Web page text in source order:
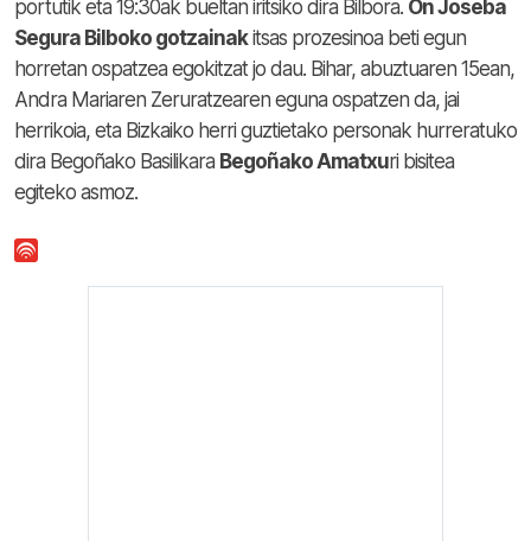
portutik eta 19:30ak bueltan iritsiko dira Bilbora. On Joseba
Segura Bilboko gotzainakitsas prozesinoa beti egun
horretan ospatzea egokitzat jo dau. Bihar, abuztuaren 15ean,
Andra Mariaren Zeruratzearen eguna ospatzen da, jai
herrikoia, eta Bizkaiko herri guztietako personak hurreratuko
dira Begoñako Basilikara Begoñako Amatxuri bisitea
egiteko asmoz.